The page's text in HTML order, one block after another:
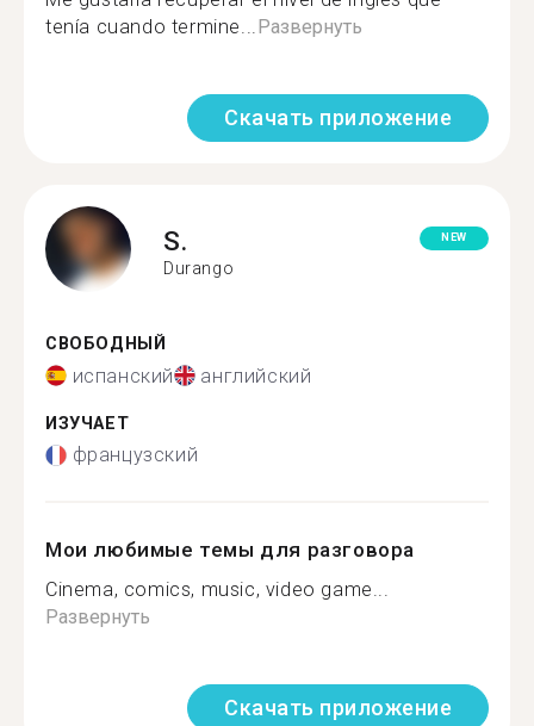
tenía cuando termine...Развернуть
Скачать приложение
S.
Durango
NEW
СВОБОДНЫЙ
испанский английский
ИЗУЧАЕТ
французский
Мои любимые темы для разговора
Cinema, comics, music, video game...
Развернуть
Скачать приложение